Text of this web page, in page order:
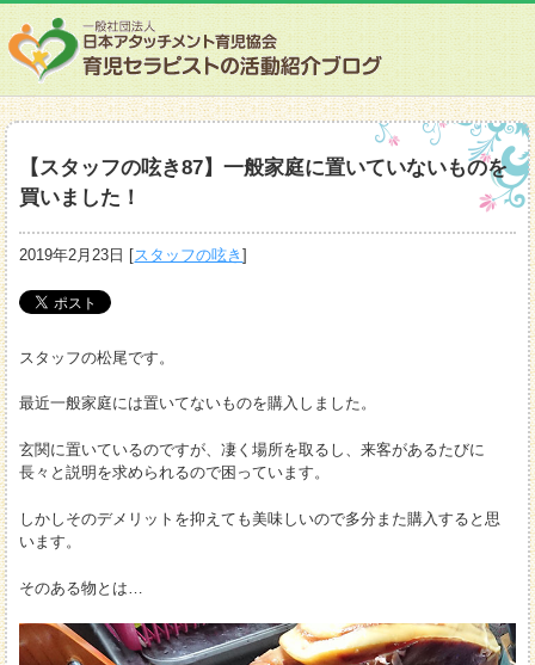
【スタッフの呟き87】一般家庭に置いていないものを
買いました！
2019年2月23日 [スタッフの呟き]
スタッフの松尾です。
最近一般家庭には置いてないものを購入しました。
玄関に置いているのですが、凄く場所を取るし、来客があるたびに
長々と説明を求められるので困っています。
しかしそのデメリットを抑えても美味しいので多分また購入すると思
います。
そのある物とは…